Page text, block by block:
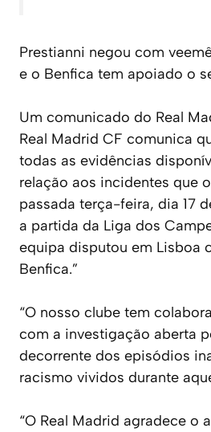
Prestianni negou com
e o Benfica tem apoiado o
Um comunicado do Real
Real Madrid CF comunica
todas as evidências
relação aos incidentes que
passada terça-feira, dia 17
a partida da Liga dos
equipa disputou em Lisboa
Benfica.”
“O nosso clube tem
com a investigação aberta
decorrente dos episódios
racismo vividos durante
“O Real Madrid agradece o